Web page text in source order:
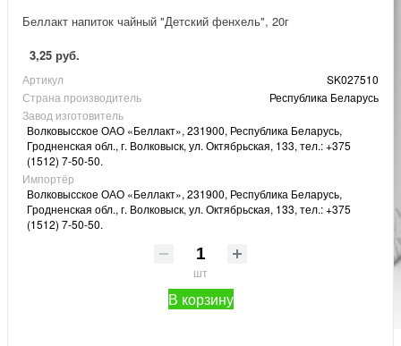
Беллакт напиток чайный "Детский фенхель", 20г
3,25 руб.
Артикул
SK027510
Страна производитель
Республика Беларусь
Завод изготовитель
Волковысское ОАО «Беллакт», 231900, Республика Беларусь,
Гродненская обл., г. Волковыск, ул. Октябрьская, 133, тел.: +375
(1512) 7-50-50.
Импортёр
Волковысское ОАО «Беллакт», 231900, Республика Беларусь,
Гродненская обл., г. Волковыск, ул. Октябрьская, 133, тел.: +375
(1512) 7-50-50.
шт
В корзину